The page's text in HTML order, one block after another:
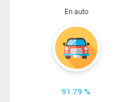
En auto
91.79 %